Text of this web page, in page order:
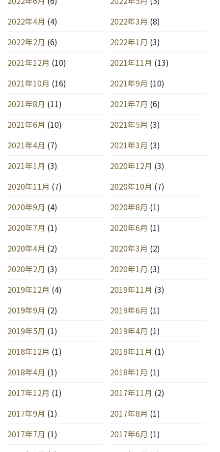
2022年4月 (4) 2022年3月 (8)
2022年2月 (6) 2022年1月 (3)
2021年12月 (10) 2021年11月 (13)
2021年10月 (16) 2021年9月 (10)
2021年8月 (11) 2021年7月 (6)
2021年6月 (10) 2021年5月 (3)
2021年4月 (7) 2021年3月 (3)
2021年1月 (3) 2020年12月 (3)
2020年11月 (7) 2020年10月 (7)
2020年9月 (4) 2020年8月 (1)
2020年7月 (1) 2020年6月 (1)
2020年4月 (2) 2020年3月 (2)
2020年2月 (3) 2020年1月 (3)
2019年12月 (4) 2019年11月 (3)
2019年9月 (2) 2019年6月 (1)
2019年5月 (1) 2019年4月 (1)
2018年12月 (1) 2018年11月 (1)
2018年4月 (1) 2018年1月 (1)
2017年12月 (1) 2017年11月 (2)
2017年9月 (1) 2017年8月 (1)
2017年7月 (1) 2017年6月 (1)